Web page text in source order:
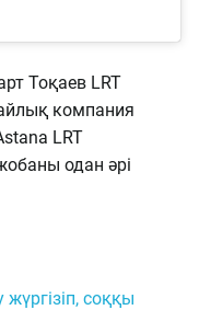
Тоқаев LRT
компания
LRT
одан әрі
соққы